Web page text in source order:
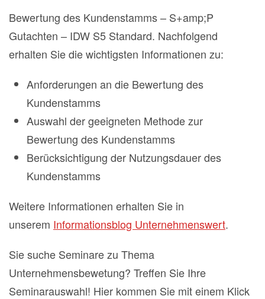
Bewertung des Kundenstamms – S+amp;P
Gutachten – IDW S5 Standard. Nachfolgend
erhalten Sie die wichtigsten Informationen zu:
Anforderungen an die Bewertung des
Kundenstamms
Auswahl der geeigneten Methode zur
Bewertung des Kundenstamms
Berücksichtigung der Nutzungsdauer des
Kundenstamms
Weitere Informationen erhalten Sie in
unserem Informationsblog Unternehmenswert.
Sie suche Seminare zu Thema
Unternehmensbewetung? Treffen Sie Ihre
Seminarauswahl! Hier kommen Sie mit einem Klick